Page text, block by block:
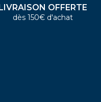
OFFERTE
dès 150€ d'achat